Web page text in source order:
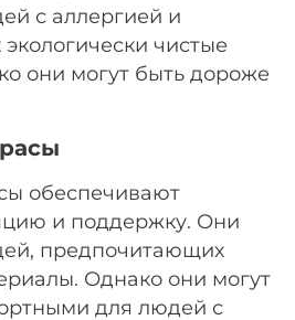
с аллергией и
чистые
они могут быть дороже
обеспечивают
и поддержку. Они
предпочитающих
Однако они могут
для людей с